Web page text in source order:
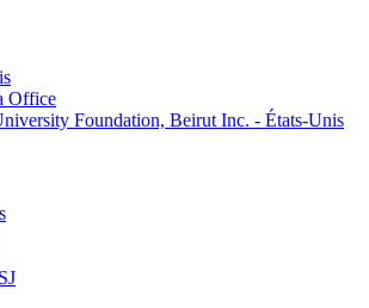
Office
Foundation, Beirut Inc. - États-Unis